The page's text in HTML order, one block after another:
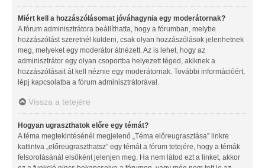
Miért kell a hozzászólásomat jóváhagynia egy moderátornak?
A fórum adminisztrátora beállíthatta, hogy a fórumban, melybe
hozzászólást szeretnél küldeni, csak olyan hozzászólások jelenhetnek
meg, melyeket egy moderátor átnézett. Az is lehet, hogy az
adminisztrátor egy olyan csoportba helyezett téged, akiknek a
hozzászólásait át kell néznie egy moderátornak. További információért,
lépj kapcsolatba a fórum adminisztrátorával.
Vissza a tetejére
Hogyan ugraszthatok előre egy témát?
A téma megtekintésénél megjelenő „Téma előreugrasztása” linkre
kattintva „előreugraszthatsz” egy témát a fórum tetejére, hogy a témák
felsorolásánál elsőként jelenjen meg. Ha nem látod ezt a linket, akkor